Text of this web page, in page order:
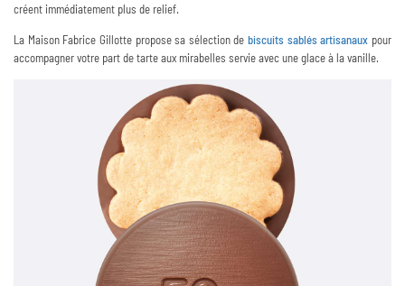
créent immédiatement plus de relief.
La Maison Fabrice Gillotte propose sa sélection debiscuits sablés artisanaux pour
accompagner votre part de tarte aux mirabelles servie avec une glace à la vanille.